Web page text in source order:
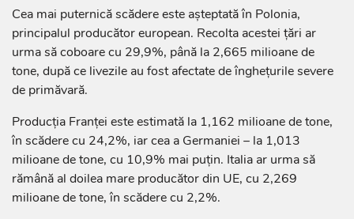
Cea mai puternică scădere este așteptată în Polonia,
principalul producător european. Recolta acestei țări ar
urma să coboare cu 29,9%, până la 2,665 milioane de
tone, după ce livezile au fost afectate de înghețurile severe
de primăvară.
Producția Franței este estimată la 1,162 milioane de tone,
în scădere cu 24,2%, iar cea a Germaniei – la 1,013
milioane de tone, cu 10,9% mai puțin. Italia ar urma să
rămână al doilea mare producător din UE, cu 2,269
milioane de tone, în scădere cu 2,2%.